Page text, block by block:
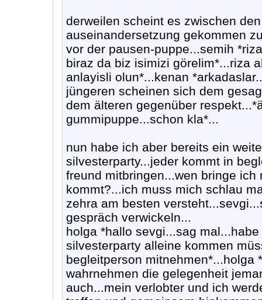
derweilen scheint es zwischen
auseinandersetzung gekommen
vor der pausen-puppe...semih
biraz da biz isimizi görelim*...riza
anlayisli olun*...kenan
jüngeren scheinen sich dem
dem älteren gegenüber
gummipuppe...schon kla*...
nun habe ich aber bereits ein
silvesterparty...jeder kommt in
freund mitbringen...wen bringe
kommt?...ich muss mich schlau
zehra am besten
gespräch verwickeln...
holga *hallo sevgi...sag
silvesterparty alleine kommen
begleitperson mitnehmen*...holga
wahrnehmen die gelegenheit
auch...mein verlobter und ich